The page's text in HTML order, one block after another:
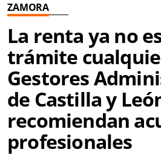
ZAMORA
La renta ya no
trámite
Gestores
de Castilla y
recomiendan
profesionales